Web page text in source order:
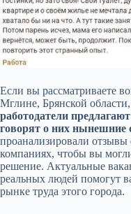
Если вы рассматриваете
Мглине, Брянской области,
работодатели
говорят о них нынешние
проанализировали отзывы
компаниях, чтобы вы
решение. Актуальные
реальных людей помогут
рынке труда этого города.